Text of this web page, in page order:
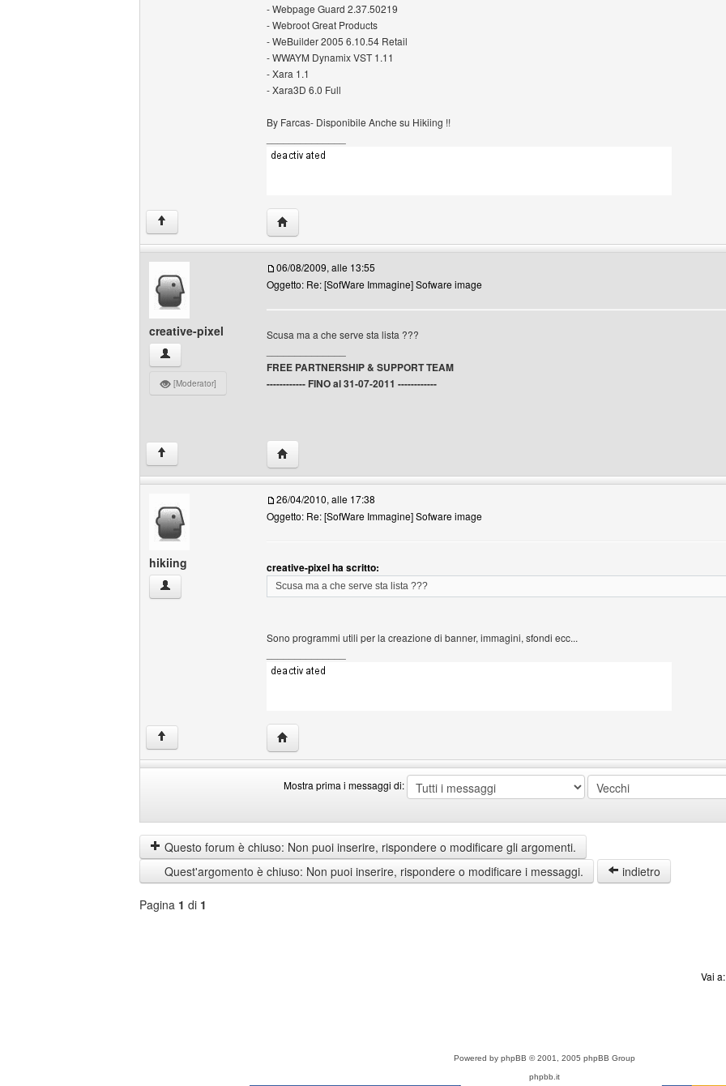
- Webpage Guard 2.37.50219
- Webroot Great Products
- WeBuilder 2005 6.10.54 Retail
- WWAYM Dynamix VST 1.11
- Xara 1.1
- Xara3D 6.0 Full
By Farcas- Disponibile Anche su Hikiing !!
↑ HomePage: hikiing
creative-pixel
creative-pixel Profilo
[Moderator]
06/08/2009, alle 13:55
Oggetto: Re: [SofWare Immagine] Sofware image
Scusa ma a che serve sta lista ???
FREE PARTNERSHIP & SUPPORT TEAM
------------ FINO al 31-07-2011 ------------
↑ HomePage: creative-pixel
hikiing
hikiing Profilo
26/04/2010, alle 17:38
Oggetto: Re: [SofWare Immagine] Sofware image
creative-pixel ha scritto:
Scusa ma a che serve sta lista ???
Sono programmi utili per la creazione di banner, immagini, sfondi ecc...
↑ HomePage: hikiing
Mostra prima i messaggi di:
prima
i
messaggi
di
by
Questo forum è chiuso: Non puoi inserire, rispondere o modificare gli argomenti.
Quest'argomento è chiuso: Non puoi inserire, rispondere o modificare i messaggi.
indietro
Pagina 1 di 1
Vai a:
Powered by phpBB © 2001, 2005 phpBB Group
phpbb.it